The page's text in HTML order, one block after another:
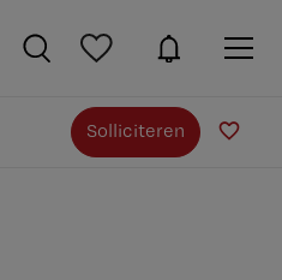
Solliciteren